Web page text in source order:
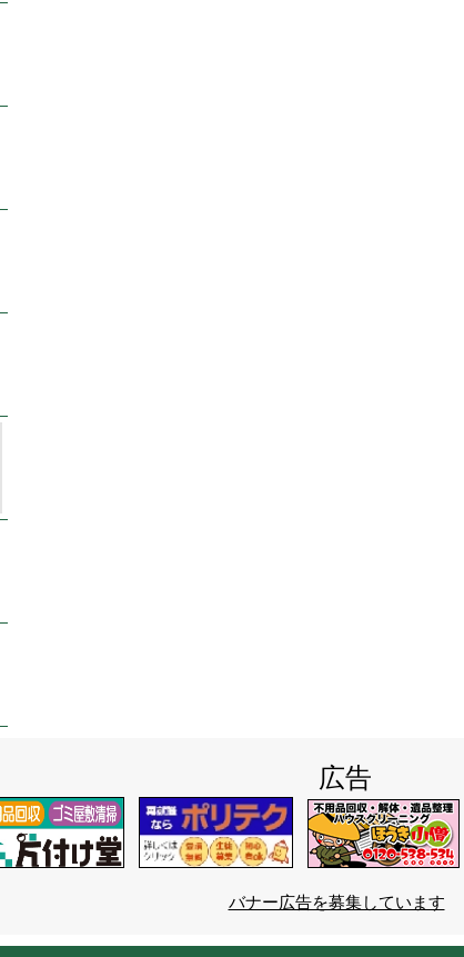
広告
バナー広告を募集しています